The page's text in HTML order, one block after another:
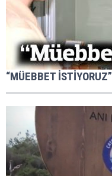
“MÜEBBET İSTİYORUZ”